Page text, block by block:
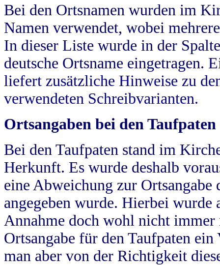
Bei den Ortsnamen wurden im
Namen verwendet, wobei
In dieser Liste wurde in der
deutsche Ortsname eingetragen.
liefert zusätzliche Hinweise zu
verwendeten Schreibvarianten.
Ortsangaben bei den Taufpaten
Bei den Taufpaten stand im
Herkunft. Es wurde deshalb
eine Abweichung zur
angegeben wurde. Hierbei wurde
Annahme doch wohl nicht
Ortsangabe für den Taufpaten
man aber von der Richtigkeit